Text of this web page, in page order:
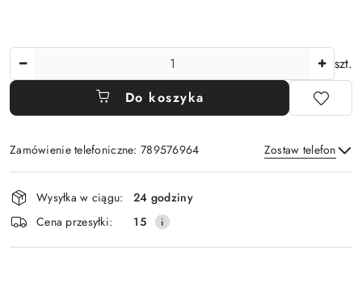
szt.
Do koszyka
Zamówienie telefoniczne: 789576964 Zostaw telefon
Wyślij
Dostępność
i
dostawa
Wysyłka w ciągu:
24 godziny
Cena przesyłki:
15